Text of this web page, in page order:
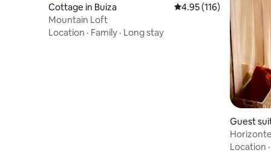
Cottage in Buiza 4.95 out of 5 average
4.95 (116)
Mountain Loft
Location · Family · Long stay
Guest
sea view
Location ·